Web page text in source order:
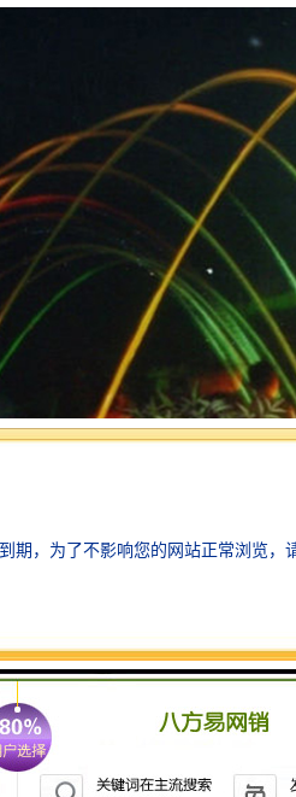
”与“水”的融合。通过在水下布置精
变换流转，仿佛一幅流动的画卷。